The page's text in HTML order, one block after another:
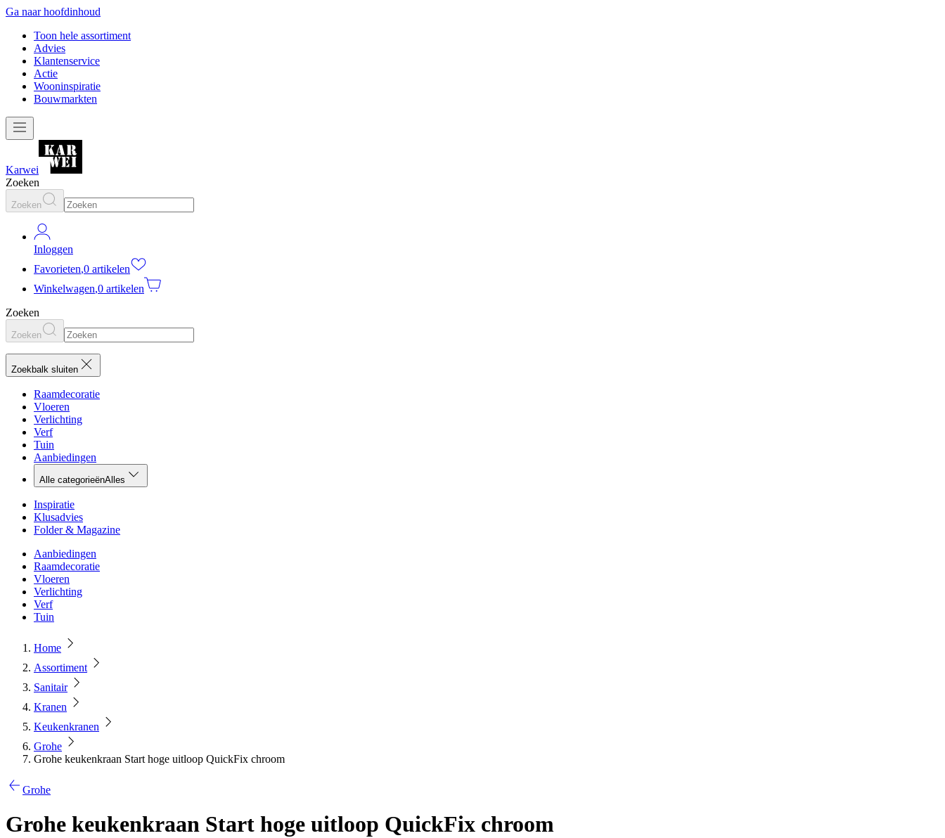
Ga naar hoofdinhoud
Toon hele assortiment
Advies
Klantenservice
Actie
Wooninspiratie
Bouwmarkten
Karwei
Zoeken
Zoeken
Inloggen
Favorieten,0 artikelen
Winkelwagen,0 artikelen
Zoeken
Zoeken
Zoekbalk sluiten
Raamdecoratie
Vloeren
Verlichting
Verf
Tuin
Aanbiedingen
Alle categorieënAlles
Inspiratie
Klusadvies
Folder & Magazine
Aanbiedingen
Raamdecoratie
Vloeren
Verlichting
Verf
Tuin
Home
Assortiment
Sanitair
Kranen
Keukenkranen
Grohe
Grohe keukenkraan Start hoge uitloop QuickFix chroom
Grohe
Grohe keukenkraan Start hoge uitloop QuickFix chroom